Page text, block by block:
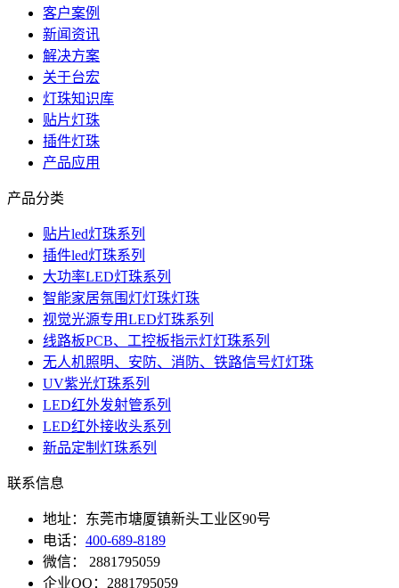
客户案例
新闻资讯
解决方案
关于台宏
灯珠知识库
贴片灯珠
插件灯珠
产品应用
产品分类
贴片led灯珠系列
插件led灯珠系列
大功率LED灯珠系列
智能家居氛围灯灯珠灯珠
视觉光源专用LED灯珠系列
线路板PCB、工控板指示灯灯珠系列
无人机照明、安防、消防、铁路信号灯灯珠
UV紫光灯珠系列
LED红外发射管系列
LED红外接收头系列
新品定制灯珠系列
联系信息
地址：东莞市塘厦镇新头工业区90号
电话： 400-689-8189
微信： 2881795059
企业QQ：2881795059